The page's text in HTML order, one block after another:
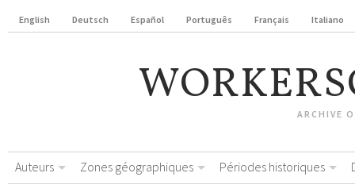
English Deutsch Español Português Français Italiano
ARCHIVE
Auteurs Zones géographiques Périodes historiques